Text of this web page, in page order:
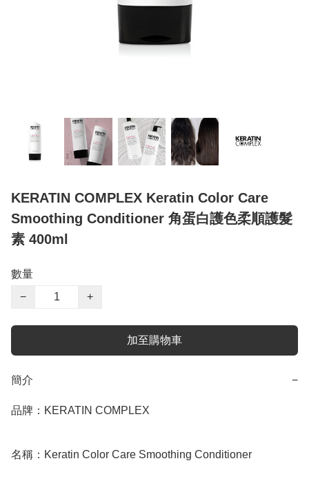
KERATIN COMPLEX Keratin Color Care
Smoothing Conditioner 角蛋白護色柔順護髮
素 400ml
數量
−
+
加至購物車
簡介 −
品牌：KERATIN COMPLEX
名稱：Keratin Color Care Smoothing Conditioner